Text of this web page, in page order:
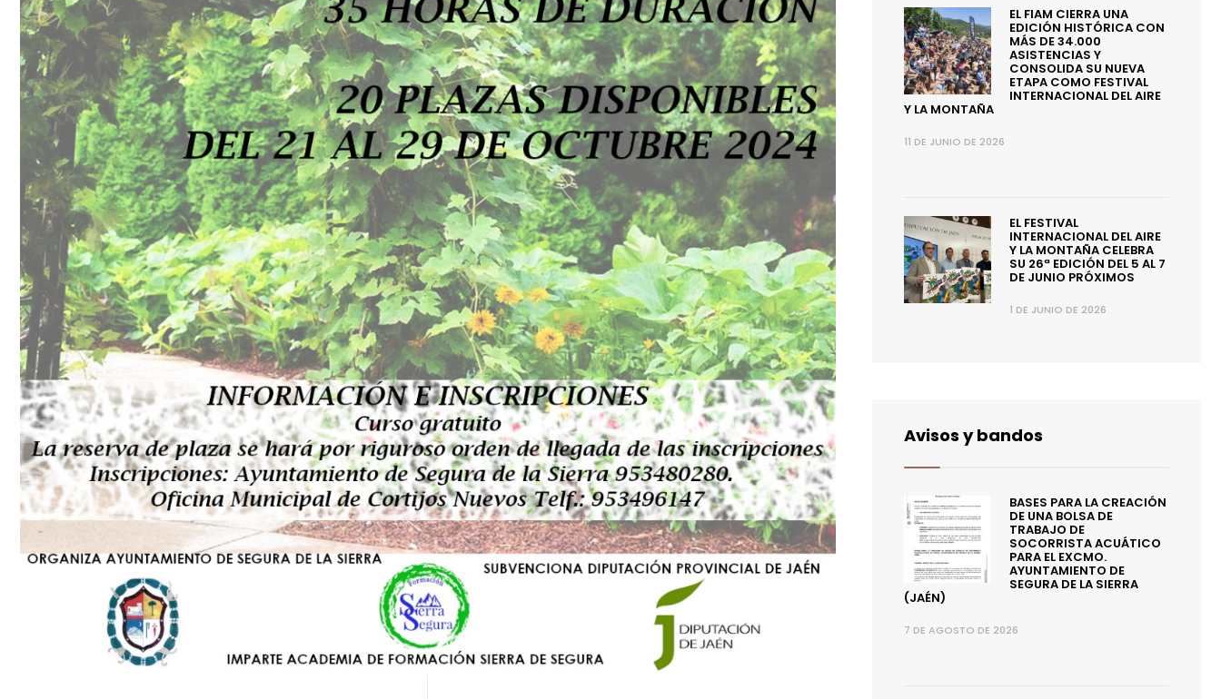
EL FIAM CIERRA UNA
EDICIÓN HISTÓRICA CON
MÁS DE 34.000
ASISTENCIAS Y
CONSOLIDA SU NUEVA
ETAPA COMO FESTIVAL
INTERNACIONAL DEL AIRE
Y LA MONTAÑA
11 DE JUNIO DE 2026
EL FESTIVAL
INTERNACIONAL DEL AIRE
Y LA MONTAÑA CELEBRA
SU 26ª EDICIÓN DEL 5 AL 7
DE JUNIO PRÓXIMOS
1 DE JUNIO DE 2026
Avisos y bandos
BASES PARA LA CREACIÓN
DE UNA BOLSA DE
TRABAJO DE
SOCORRISTA ACUÁTICO
PARA EL EXCMO.
AYUNTAMIENTO DE
SEGURA DE LA SIERRA
(JAÉN)
7 DE AGOSTO DE 2026